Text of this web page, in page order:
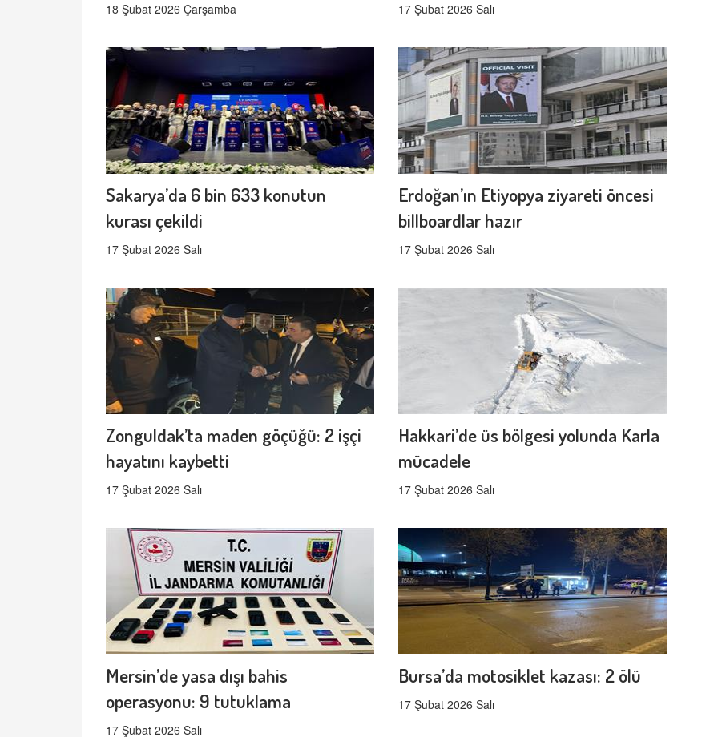
18 Şubat 2026 Çarşamba 17 Şubat 2026 Salı
Sakarya’da 6 bin 633 konutun
kurası çekildi
17 Şubat 2026 Salı
Erdoğan’ın Etiyopya ziyareti öncesi
billboardlar hazır
17 Şubat 2026 Salı
Zonguldak’ta maden göçüğü: 2 işçi
hayatını kaybetti
17 Şubat 2026 Salı
Hakkari’de üs bölgesi yolunda Karla
mücadele
17 Şubat 2026 Salı
Mersin’de yasa dışı bahis
operasyonu: 9 tutuklama
17 Şubat 2026 Salı
Bursa’da motosiklet kazası: 2 ölü
17 Şubat 2026 Salı